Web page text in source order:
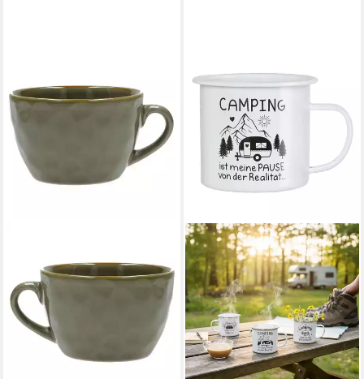
MACOSA HOME
Tasse XL Tasse Metall Weiß
Camping 3 vers. Designs, 1-
tlg., Metall, Becher 450 ml
Metalltasse Metallbecher
11,90 € UVP14,90 €
-20%
lieferbar - in 3-4 Werktagen bei dir